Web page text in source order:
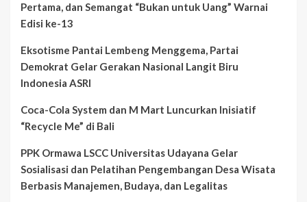
Pertama, dan Semangat “Bukan untuk Uang” Warnai
Edisi ke-13
Eksotisme Pantai Lembeng Menggema, Partai
Demokrat Gelar Gerakan Nasional Langit Biru
Indonesia ASRI
Coca-Cola System dan M Mart Luncurkan Inisiatif
“Recycle Me” di Bali
PPK Ormawa LSCC Universitas Udayana Gelar
Sosialisasi dan Pelatihan Pengembangan Desa Wisata
Berbasis Manajemen, Budaya, dan Legalitas